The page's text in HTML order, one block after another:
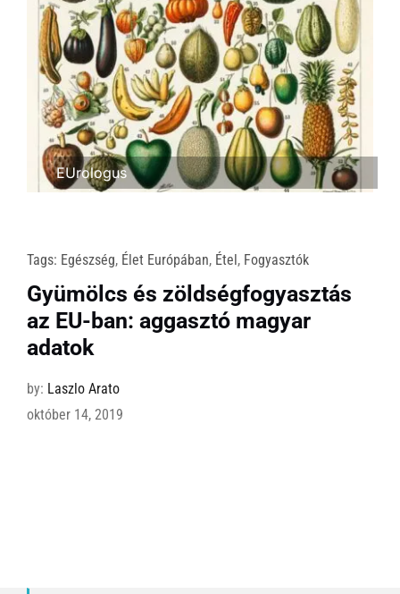
EUrologus
Tags: Egészség, Élet Európában, Étel, Fogyasztók
Gyümölcs és zöldségfogyasztás
az EU-ban: aggasztó magyar
adatok
by: Laszlo Arato
október 14, 2019